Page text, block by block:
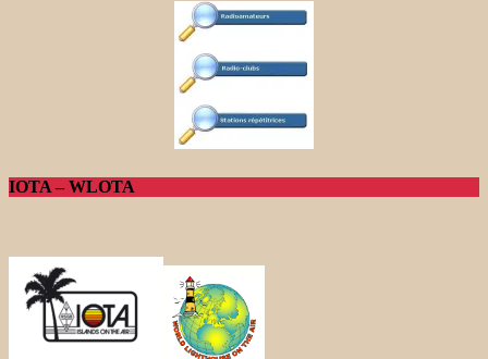
IOTA – WLOTA